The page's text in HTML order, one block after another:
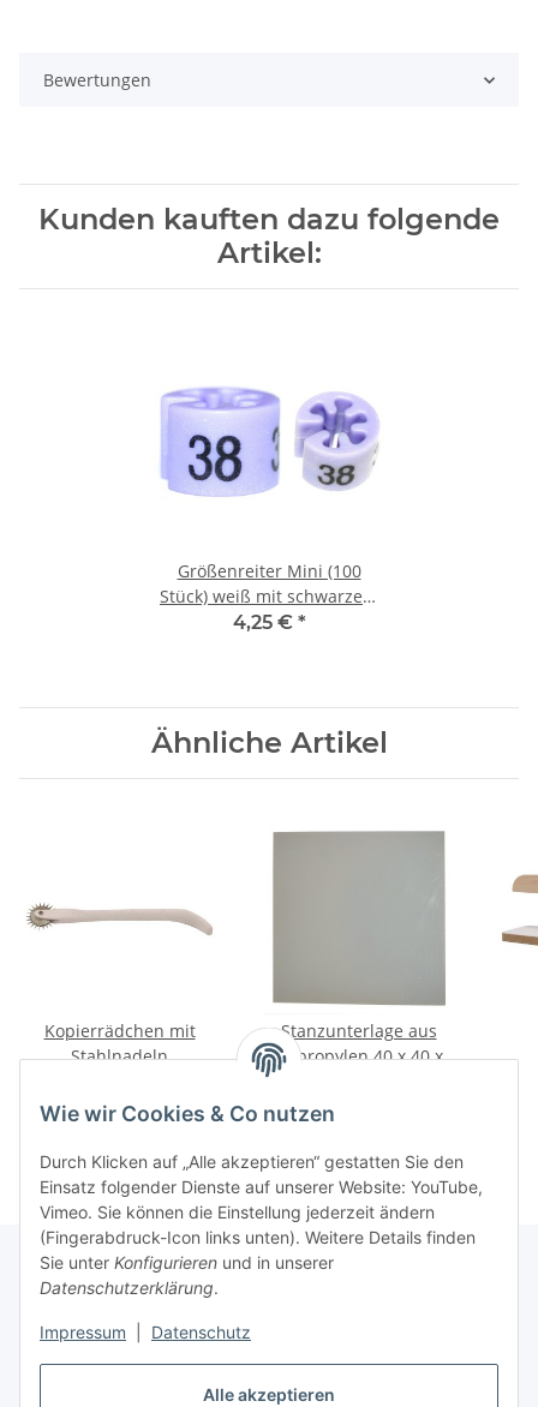
Alle akzeptieren
Wie wir Cookies & Co nutzen
Durch Klicken auf „Alle akzeptieren“ gestatten Sie den
Einsatz folgender Dienste auf unserer Website: YouTube,
Vimeo. Sie können die Einstellung jederzeit ändern
(Fingerabdruck-Icon links unten). Weitere Details finden
Sie unter Konfigurieren und in unserer
Datenschutzerklärung.
Impressum Datenschutz
Bewertungen
Kunden kauften dazu folgende
Artikel:
Größenreiter Mini (100
Stück) weiß mit schwarzem
Druck 38
4,25 € *
Ähnliche Artikel
Kopierrädchen mit
Stahlnadeln
Stanzunterlage aus
Polypropylen 40 x 40 x1